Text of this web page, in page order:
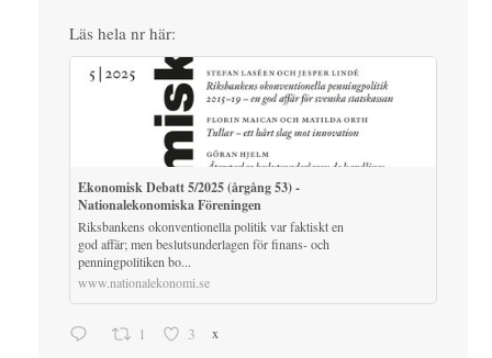
Läs hela nr här:
Ekonomisk Debatt 5/2025 (årgång 53) -
Nationalekonomiska Föreningen
Riksbankens okonventionella politik var faktiskt en
god affär; men beslutsunderlagen för finans- och
penningpolitiken bo...
www.nationalekonomi.se
1 3 x